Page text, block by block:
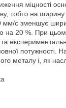
міцності
тобто на ширину
мм/с зменшує
на 20 %. При
та
потужності.
металу і, як